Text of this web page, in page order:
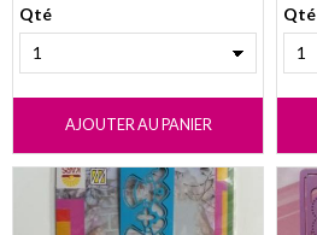
Qté
AJOUTER AU PANIER
Qté